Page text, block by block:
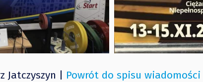
Jatczyszyn | Powrót do spisu wiadomości